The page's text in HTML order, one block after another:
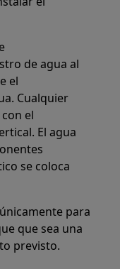
de agua al
el
Cualquier
el
El agua
se coloca
para
que sea una
previsto.